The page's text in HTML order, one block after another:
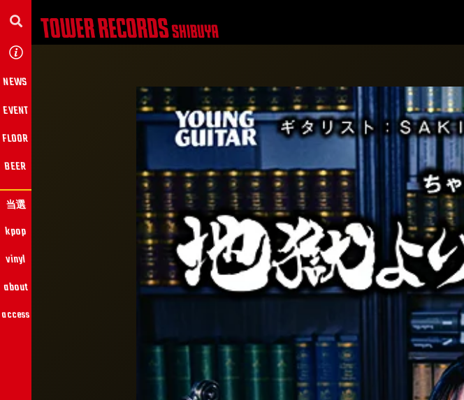
NEWS
EVENT
当選
FLOOR
BEER
kpop
vinyl
about
access